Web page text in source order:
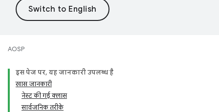
AOSP
इस पेज पर, यह जानकारी उपलब्ध है
खास जानकारी
नेस्ट की गई क्लास
सार्वजनिक तरीके